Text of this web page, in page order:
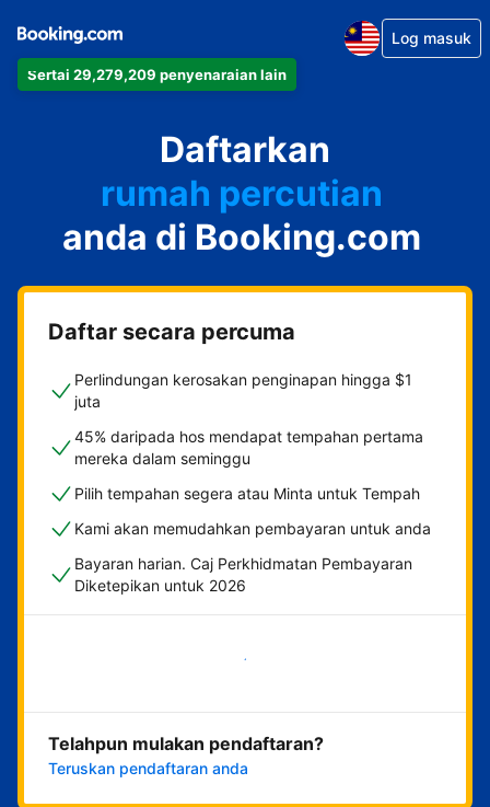
Sertai 29,279,209 penyenaraian lain
Log masuk
Daftarkan
apartmen
hotel
rumah percutian
rumah tamu
penginapan dan sarapan
anda di Booking.com
Daftar secara percuma
Perlindungan kerosakan penginapan hingga $1
juta
45% daripada hos mendapat tempahan pertama
mereka dalam seminggu
Pilih tempahan segera atau Minta untuk Tempah
Kami akan memudahkan pembayaran untuk anda
Bayaran harian. Caj Perkhidmatan Pembayaran
Diketepikan untuk 2026
Mulakan sekarang
Telahpun mulakan pendaftaran?
Teruskan pendaftaran anda